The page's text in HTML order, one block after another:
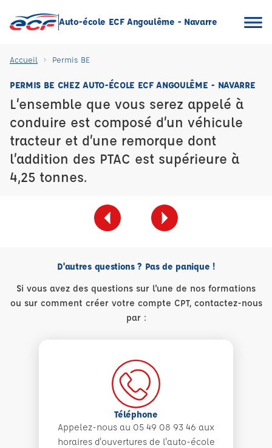
Auto-école ECF Angoulême - Navarre
Accueil Permis BE
PERMIS BE CHEZ AUTO-ÉCOLE ECF ANGOULÊME - NAVARRE
L’ensemble que vous serez appelé à
conduire est composé d’un véhicule
tracteur et d’une remorque dont
l’addition des PTAC est supérieure à
4,25 tonnes.
D'autres questions ? Pas de panique !
Si vous avez des questions sur l'une de nos formations
ou sur comment créer votre compte CPT, contactez-nous
par :
Téléphone
Appelez-nous au 05 49 08 93 46 aux
horaires d'ouvertures de l'auto-école